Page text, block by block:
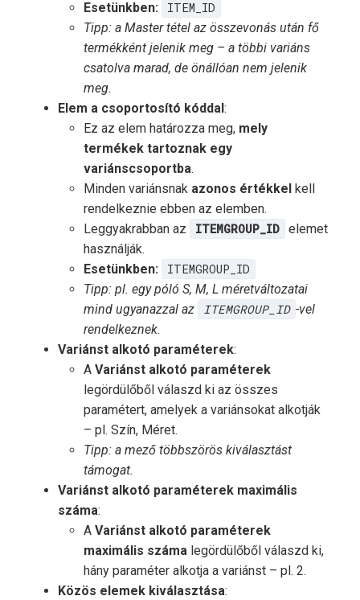
Esetünkben:
ITEM_ID
Tipp: a Master tétel az összevonás után fő
termékként jelenik meg – a többi variáns
csatolva marad, de önállóan nem jelenik
meg.
Elem a csoportosító kóddal :
Ez az elem határozza meg, mely
termékek tartoznak egy
variánscsoportba.
Minden variánsnak azonos értékkel kell
rendelkeznie ebben az elemben.
Leggyakrabban az
ITEMGROUP_ID elemet
használják.
Esetünkben:
ITEMGROUP_ID
Tipp: pl. egy póló S, M, L méretváltozatai
mind ugyanazzal az
ITEMGROUP_ID -vel
rendelkeznek.
Variánst alkotó paraméterek:
A Variánst alkotó paraméterek
legördülőből válaszd ki az összes
paramétert, amelyek a variánsokat alkotják
– pl. Szín, Méret.
Tipp: a mező többszörös kiválasztást
támogat.
Variánst alkotó paraméterek maximális
száma:
A Variánst alkotó paraméterek
maximális száma legördülőből válaszd ki,
hány paraméter alkotja a variánst – pl. 2.
Közös elemek kiválasztása: